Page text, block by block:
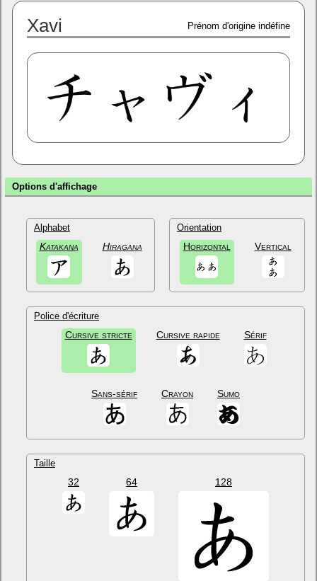
Xavi Prénom d'origine indéfine
Options d'affichage
Alphabet
Katakana Hiragana
Orientation
Horizontal Vertical
Police d'écriture
Cursive stricte Cursive rapide Sérif
Sans-sérif Crayon Sumo
Taille
32 64 128